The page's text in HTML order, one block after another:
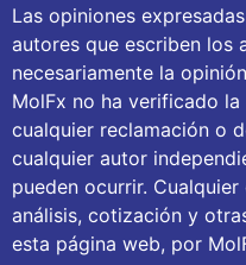
Las opiniones
autores que escriben los
necesariamente la
MolFx no ha verificado
cualquier reclamación o
cualquier autor
pueden ocurrir.
análisis, cotización y
esta página web, por